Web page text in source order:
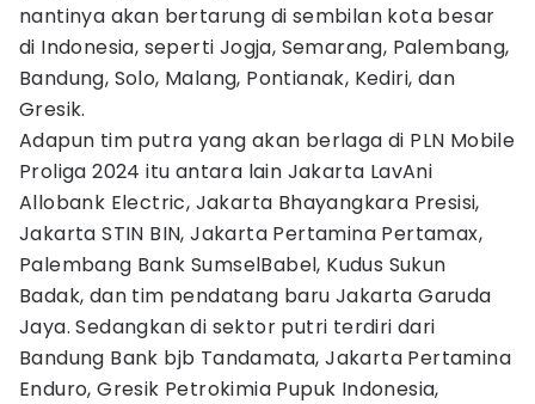
nantinya akan bertarung di sembilan kota besar
di Indonesia, seperti Jogja, Semarang, Palembang,
Bandung, Solo, Malang, Pontianak, Kediri, dan
Gresik.
Adapun tim putra yang akan berlaga di PLN Mobile
Proliga 2024 itu antara lain Jakarta LavAni
Allobank Electric, Jakarta Bhayangkara Presisi,
Jakarta STIN BIN, Jakarta Pertamina Pertamax,
Palembang Bank SumselBabel, Kudus Sukun
Badak, dan tim pendatang baru Jakarta Garuda
Jaya. Sedangkan di sektor putri terdiri dari
Bandung Bank bjb Tandamata, Jakarta Pertamina
Enduro, Gresik Petrokimia Pupuk Indonesia,